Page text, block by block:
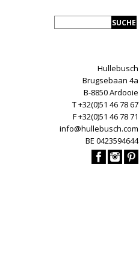
Hullebusch
Brugsebaan 4a
B-8850 Ardooie
T +32(0)51 46 78 67
F +32(0)51 46 78 71
info@hullebusch.com
BE 0423594644